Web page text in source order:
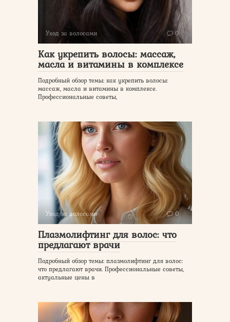
Уход за волосами 0
Как укрепить волосы: массаж,
масла и витамины в комплексе
Подробный обзор темы: как укрепить волосы:
массаж, масла и витамины в комплексе.
Профессиональные советы,
Уход за волосами 0
Плазмолифтинг для волос: что
предлагают врачи
Подробный обзор темы: плазмолифтинг для волос:
что предлагают врачи. Профессиональные советы,
актуальные цены в